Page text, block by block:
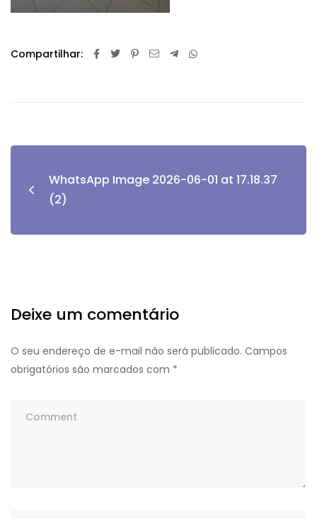
Compartilhar:
WhatsApp Image 2026-06-01 at 17.18.37
(2)
Deixe um comentário
O seu endereço de e-mail não será publicado. Campos
obrigatórios são marcados com *